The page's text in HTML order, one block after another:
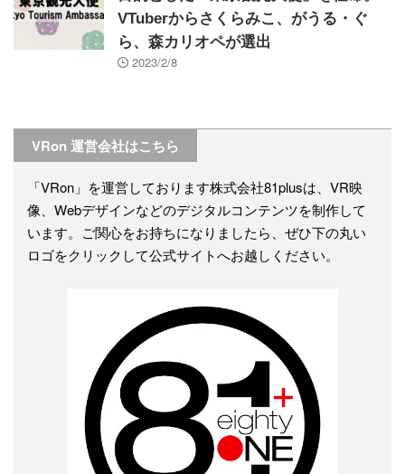
VTuberからさくらみこ、がうる・ぐ
ら、森カリオペが選出
2023/2/8
VRon 運営会社はこちら
「VRon」を運営しております株式会社81plusは、VR映
像、Webデザインなどのデジタルコンテンツを制作して
います。ご関心をお持ちになりましたら、ぜひ下の丸い
ロゴをクリックして公式サイトへお越しください。